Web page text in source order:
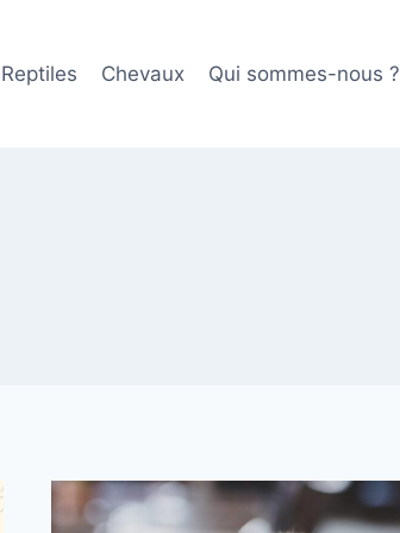
Reptiles Chevaux Qui sommes-nous ?